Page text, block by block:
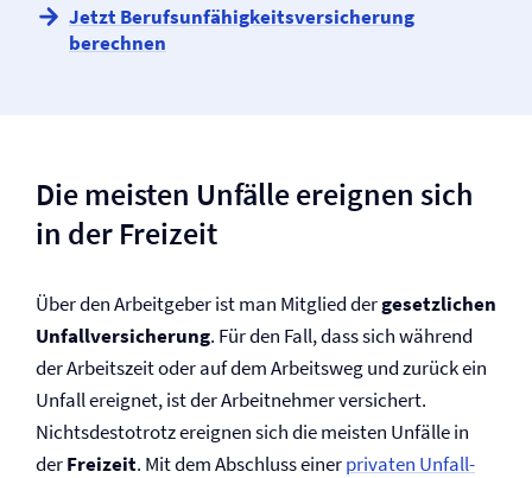
Jetzt Berufs­unfähigkeits­versicherung
berechnen
Die meisten Unfälle ereignen sich
in der Freizeit
Über den Arbeitgeber ist man Mitglied dergesetzlichen
Unfall­versicherung. Für den Fall, dass sich während
der Arbeitszeit oder auf dem Arbeitsweg und zurück ein
Unfall ereignet, ist der Arbeitnehmer versichert.
Nichtsdestotrotz ereignen sich die meisten Unfälle in
derFreizeit. Mit dem Abschluss einerprivaten Unfall­